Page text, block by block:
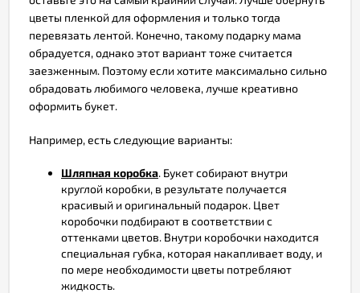
цветы пленкой для оформления и только тогда
перевязать лентой. Конечно, такому подарку мама
обрадуется, однако этот вариант тоже считается
заезженным. Поэтому если хотите максимально сильно
обрадовать любимого человека, лучше креативно
оформить букет.
Например, есть следующие варианты:
Шляпная коробка. Букет собирают внутри
круглой коробки, в результате получается
красивый и оригинальный подарок. Цвет
коробочки подбирают в соответствии с
оттенками цветов. Внутри коробочки находится
специальная губка, которая накапливает воду, и
по мере необходимости цветы потребляют
жидкость.